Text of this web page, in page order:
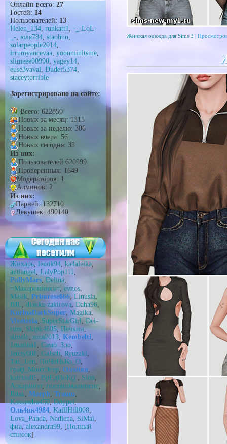
Онлайн всего: 27
Гостей: 14
Пользователей: 13
Helen_134, runkatt1, -_-LoL-
_-, юля784, staohun,
solarpeople2014,
irrumyancevaa, yoonminitsme,
slimeee00990, yagey14,
euse3vaval, Duder5374,
staceytorrible
Зарегистрировано на сайте:
Всего: 622850
Новых за месяц: 1315
Новых за неделю: 306
Новых вчера: 56
Новых сегодня: 33
Из них:
Пользователей 620999
Проверенных: 1649
Модераторов: 1
Админов: 2
Из них:
Парней: 132710
Девушек: 490140
Жихарь, lenok94, ka4aleika,
antiangel, LalyPop111,
PollyMars,Delina,
=Макаронинка=, evnos,
Masik, Primrose666, Linusia,
BJL, dianka-zakirova, Daha96,
KarinaDarkSuper, Magika,
Viveteria, SuperStarGirl, Dei-
rum, Skipk4605,Печкин,
simelo, юля2013, Kembelti,
1marina1, Само_Зло,
Jenny088, Galsch, Ryuzaki,
Tao_Len, ПиЧеНьКо_О,
граф_МонтЭгер, Ололян,
katrina85, ВрEдИнК@, Sion,
Аскаринэт, постапокалипсис,
Iluna, Morph, Traum,
Kassandra450,Doppel,
Оль4ик4984, KaillHill008,
Lova_Panda, Nadlena, SiMai,
фиа, alexandra99, [Полный
список]
Женская одежда для Sims 3 |